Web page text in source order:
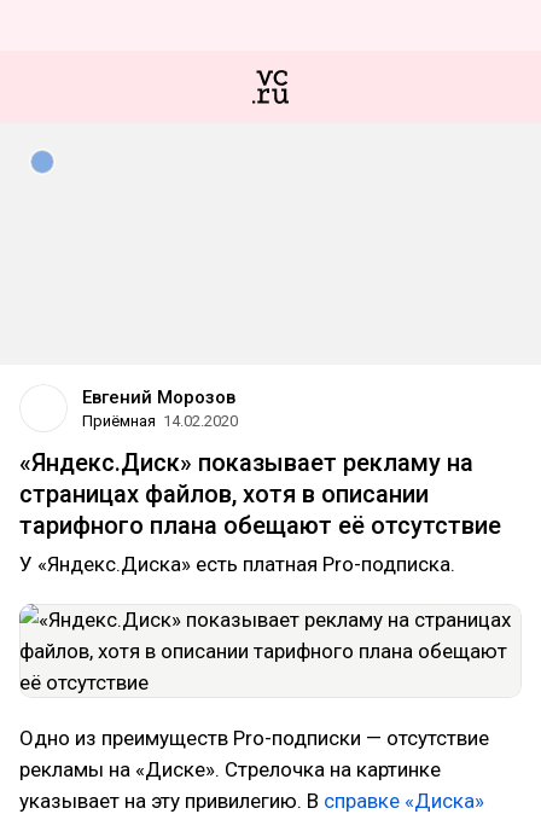
Евгений Морозов
Приёмная 14.02.2020
«Яндекс.Диск» показывает рекламу на
страницах файлов, хотя в описании
тарифного плана обещают её отсутствие
У «Яндекс.Диска» есть платная Pro-подписка.
Одно из преимуществ Pro-подписки — отсутствие
рекламы на «Диске». Стрелочка на картинке
указывает на эту привилегию. В справке «Диска»